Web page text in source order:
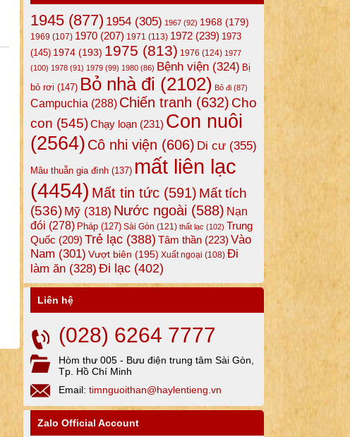
1945 (877) 1954 (305) 1967 (92) 1968 (179)
1969 (107) 1970 (207) 1971 (113) 1972 (239) 1973
(145) 1974 (193) 1975 (813) 1976 (124) 1977
(100) 1978 (91) 1979 (99) 1980 (86) Bệnh viện (324) Bị
bỏ rơi (147) Bỏ nhà đi (2102) Bỏ đi (87)
Campuchia (288) Chiến tranh (632) Cho
con (545)Chạy loạn (231) Con nuôi
(2564) Cô nhi viện (606) Di cư (355)
Mâu thuẫn gia đình (137) mất liên lạc
(4454) Mất tin tức (591) Mất tích
(536) Mỹ (318) Nước ngoài (588) Nạn
đói (278) Pháp (127) Sài Gòn (121) thất lạc (102) Trung
Quốc (209) Trẻ lạc (388) Tâm thần (223) Vào
Nam (301) Vượt biên (195) Xuất ngoại (108) Đi
làm ăn (328) Đi lạc (402)
Liên hệ
(028) 6264 7777
Hòm thư 005 - Bưu điện trung tâm Sài Gòn,
Tp. Hồ Chí Minh
Email: timnguoithan@haylentieng.vn
Zalo Official Account